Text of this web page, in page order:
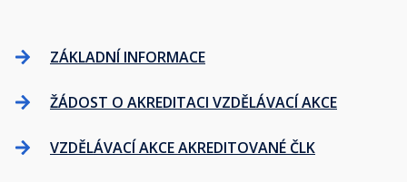
ZÁKLADNÍ INFORMACE
ŽÁDOST O AKREDITACI VZDĚLÁVACÍ AKCE
VZDĚLÁVACÍ AKCE AKREDITOVANÉ ČLK